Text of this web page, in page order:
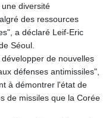
diversité
des ressources
a déclaré Leif-Eric
Séoul.
de nouvelles
défenses antimissiles",
à démontrer l'état de
de missiles que la Corée